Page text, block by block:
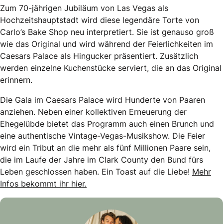
Zum 70-jährigen Jubiläum von Las Vegas als
Hochzeitshauptstadt wird diese legendäre Torte von
Carlo’s Bake Shop neu interpretiert. Sie ist genauso groß
wie das Original und wird während der Feierlichkeiten im
Caesars Palace als Hingucker präsentiert. Zusätzlich
werden einzelne Kuchenstücke serviert, die an das Original
erinnern.
Die Gala im Caesars Palace wird Hunderte von Paaren
anziehen. Neben einer kollektiven Erneuerung der
Ehegelübde bietet das Programm auch einen Brunch und
eine authentische Vintage-Vegas-Musikshow. Die Feier
wird ein Tribut an die mehr als fünf Millionen Paare sein,
die im Laufe der Jahre im Clark County den Bund fürs
Leben geschlossen haben. Ein Toast auf die Liebe! Mehr
Infos bekommt ihr hier.